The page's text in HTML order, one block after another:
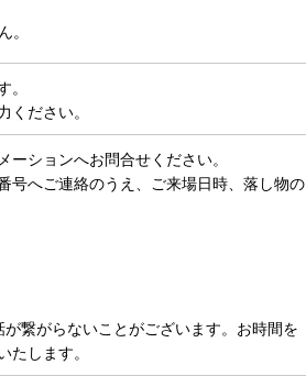
。
ださい。
ションへお問合せください。
号へご連絡のうえ、ご来場日時、落し物の
繋がらないことがございます。お時間を
します。